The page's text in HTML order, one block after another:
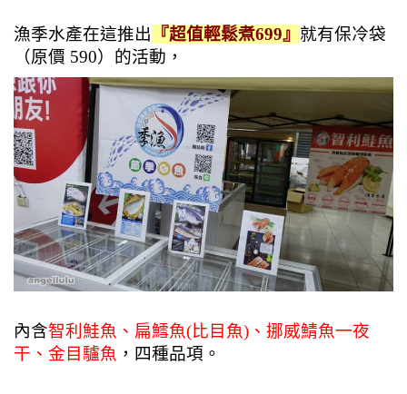
漁季水產在這推出 『超值輕鬆煮699』 就有保冷袋
（原價 590）的活動，
內含智利鮭魚、扁鱈魚(比目魚)、挪威鯖魚一夜
干、金目驢魚 ，四種品項。